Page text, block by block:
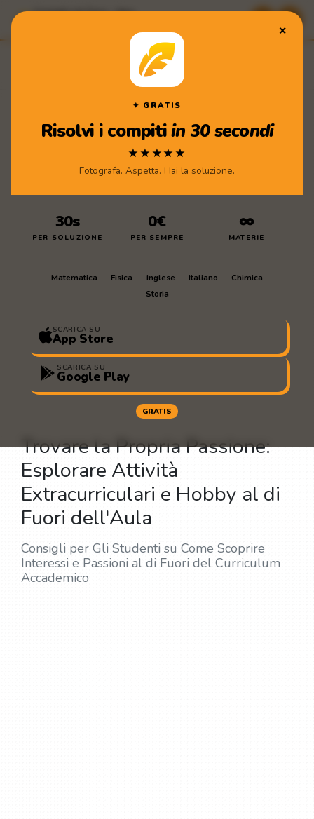
Compiti di Casa · App
✕
✦ GRATIS
Risolvi i compitiin 30 secondi
★★★★★
Fotografa. Aspetta. Hai la soluzione.
30s
PER SOLUZIONE
0€
PER SEMPRE
∞
MATERIE
Matematica Fisica Inglese Italiano
Chimica
Storia
SCARICA SU
App Store
SCARICA SU
Google Play
GRATIS
Trovare la Propria Passione:
Esplorare Attività
Extracurriculari e Hobby al di
Fuori dell'Aula
Consigli per Gli Studenti su Come Scoprire
Interessi e Passioni al di Fuori del Curriculum
Accademico